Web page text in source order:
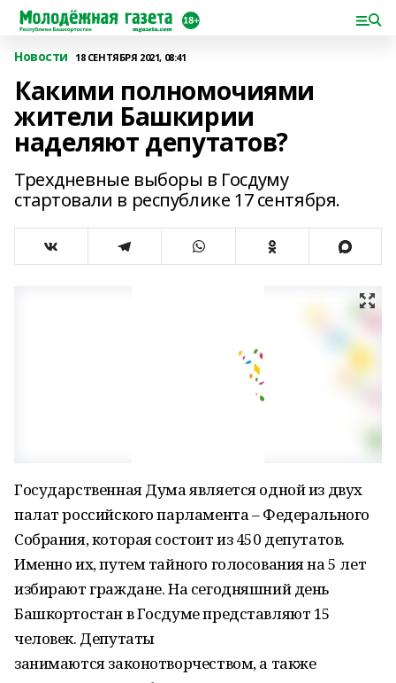
Новости 18 СЕНТЯБРЯ 2021, 08:41
Какими полномочиями
жители Башкирии
наделяют депутатов?
Трехдневные выборы в Госдуму
стартовали в республике 17 сентября.
Государственная Дума является одной из двух
палат российского парламента – Федерального
Собрания, которая состоит из 450 депутатов.
Именно их, путем тайного голосования на 5 лет
избирают граждане. На сегодняшний день
Башкортостан в Госдуме представляют 15
человек. Депутаты
занимаются законотворчеством, а также